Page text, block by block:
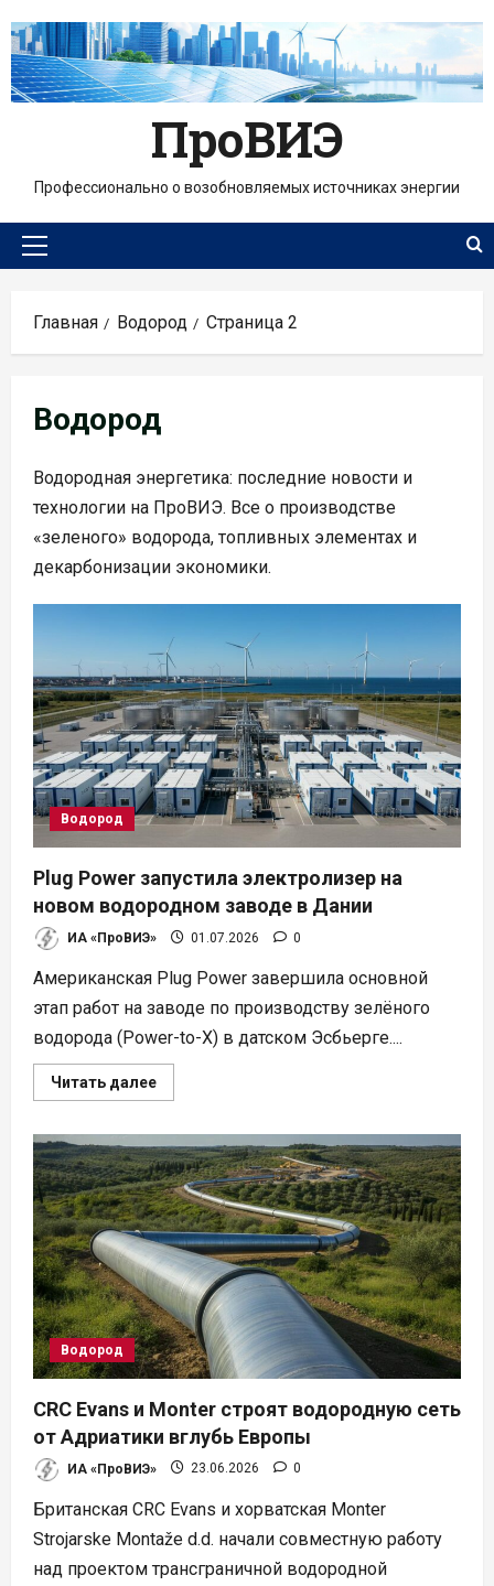
содержимому
ПроВИЭ
Профессионально о возобновляемых источниках энергии
Основное
Главная Водород Страница 2
Водород
Водородная энергетика: последние новости и
технологии на ПроВИЭ. Все о производстве
«зеленого» водорода, топливных элементах и
декарбонизации экономики.
Водород
Plug Power запустила электролизер на
новом водородном заводе в Дании
ИА «ПроВИЭ» 01.07.2026 0
Американская Plug Power завершила основной
этап работ на заводе по производству зелёного
водорода (Power-to-X) в датском Эсбьерге....
Читать далееПрочитать
больше
Power
запустила
электролизер
на
новом
водородном
заводе
в
Дании
Водород
CRC Evans и Monter строят водородную сеть
от Адриатики вглубь Европы
ИА «ПроВИЭ» 23.06.2026 0
Британская CRC Evans и хорватская Monter
Strojarske Montaže d.d. начали совместную работу
над проектом трансграничной водородной